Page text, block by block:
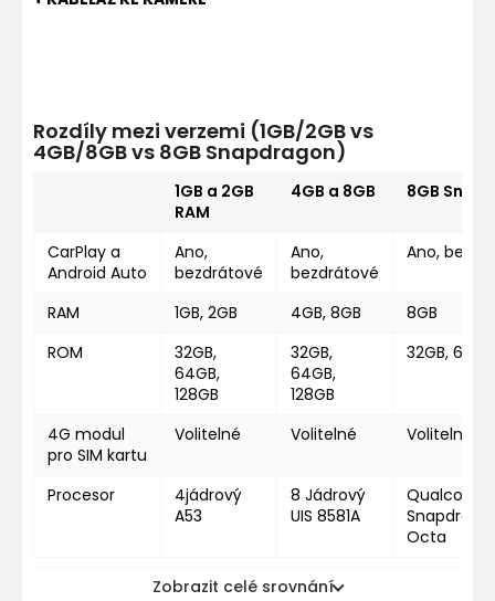
Rozdíly mezi verzemi (1GB/2GB vs
4GB/8GB vs 8GB Snapdragon)
1GB a 2GB
RAM
4GB a 8GB 8GB
CarPlay a
Android Auto
Ano,
bezdrátové
Ano,
bezdrátové
Ano,
RAM 1GB, 2GB 4GB, 8GB
8GB
ROM
32GB,
64GB,
128GB
32GB,
64GB,
128GB
32GB,
4G modul
pro SIM kartu
Volitelné Volitelné Volitelné
Procesor
4jádrový
A53
8 Jádrový
UIS 8581A
Octa
Zobrazit celé srovnání